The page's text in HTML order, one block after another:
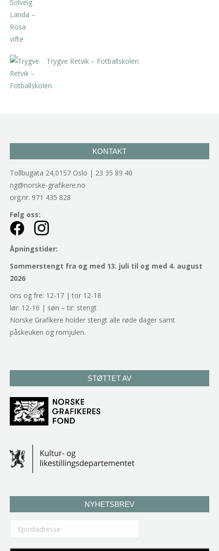
Trygve Retvik – Fotballskolen
KONTAKT
Tollbugata 24,0157 Oslo | 23 35 89 40
ng@norske-grafikere.no
org.nr. 971 435 828
Følg oss:
Åpningstider:
Sommerstengt fra og med 13. juli til og med 4. august
2026
ons og fre: 12-17 | tor 12-18
lør: 12-16 | søn – tir: stengt
Norske Grafikere holder stengt alle røde dager samt
påskeuken og romjulen.
STØTTET AV
NYHETSBREV